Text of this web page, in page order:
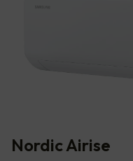
Nordic Airise